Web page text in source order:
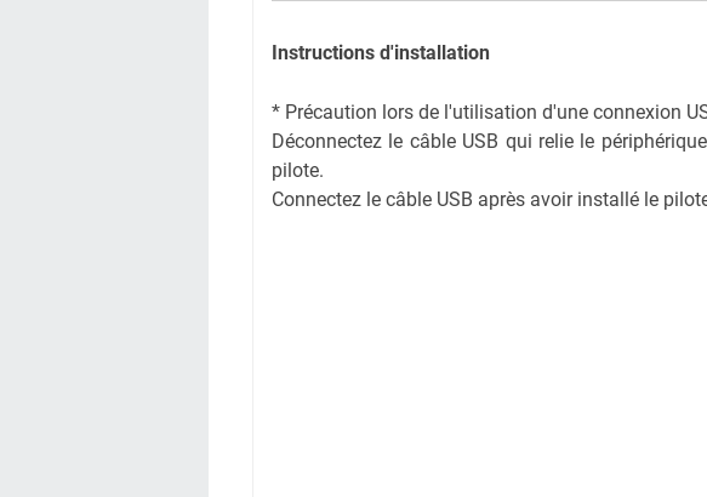
Instructions d'installation
* Précaution lors de l'utilisation d'une connexion
Déconnectez le câble USB qui relie le
pilote.
Connectez le câble USB après avoir installé le